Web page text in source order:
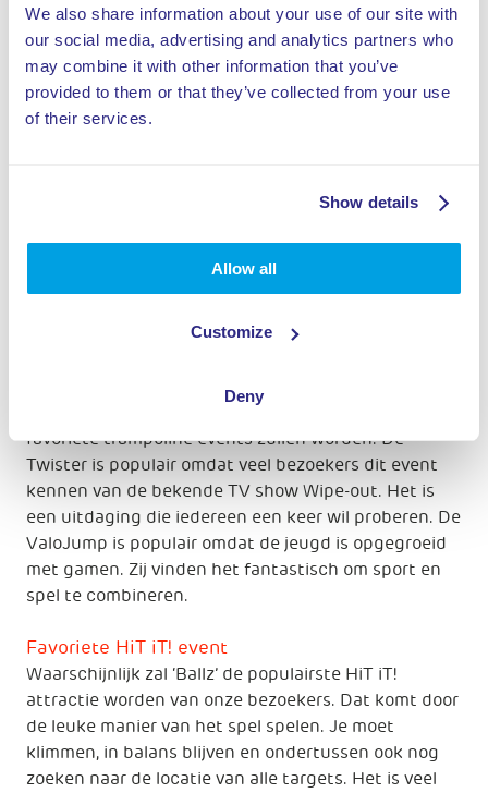
We also share information about your use of our site with
our social media, advertising and analytics partners who
may combine it with other information that you’ve
provided to them or that they’ve collected from your use
of their services.
Show details
Allow all
Customize
Deny
favoriete trampoline events zullen worden. De
Twister is populair omdat veel bezoekers dit event
kennen van de bekende TV show Wipe-out. Het is
een uitdaging die iedereen een keer wil proberen. De
ValoJump is populair omdat de jeugd is opgegroeid
met gamen. Zij vinden het fantastisch om sport en
spel te combineren.
Favoriete HiT iT! event
Waarschijnlijk zal ‘Ballz’ de populairste HiT iT!
attractie worden van onze bezoekers. Dat komt door
de leuke manier van het spel spelen. Je moet
klimmen, in balans blijven en ondertussen ook nog
zoeken naar de locatie van alle targets. Het is veel